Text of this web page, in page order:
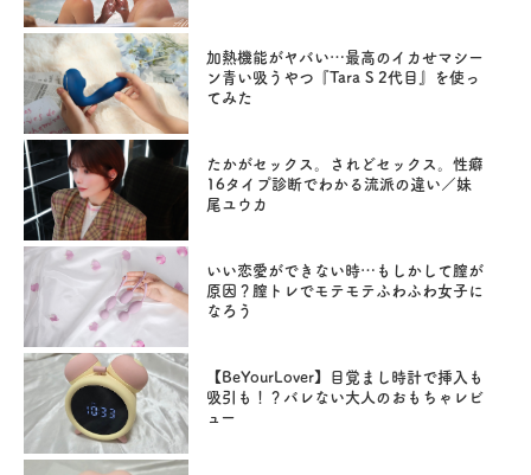
加熱機能がヤバい…最高のイカせマシー
ン青い吸うやつ『Tara S 2代目』を使っ
てみた
たかがセックス。されどセックス。性癖
16タイプ診断でわかる流派の違い／妹
尾ユウカ
いい恋愛ができない時…もしかして膣が
原因？膣トレでモテモテふわふわ女子に
なろう
【BeYourLover】目覚まし時計で挿入も
吸引も！？バレない大人のおもちゃレビ
ュー